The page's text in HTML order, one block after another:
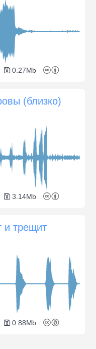
0.27Mb
(близко)
3.14Mb
и трещит
0.88Mb